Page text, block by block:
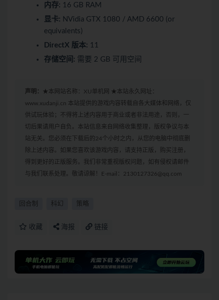
内存: 16 GB RAM
显卡: NVidia GTX 1080 / AMD 6600 (or
equivalents)
DirectX 版本: 11
存储空间: 需要 2 GB 可用空间
声明： ★本网站名称：XU单机网 ★本站永久网址：
www.xudanji.cn 本站提供的游戏内容转载自各大媒体和网络，仅
供试玩体验；不得将上述内容用于商业或者非法用途，否则，一
切后果请用户自负。本站信息来自网络收集整理，版权争议与本
站无关。您必须在下载后的24个小时之内，从您的电脑中彻底删
除上述内容。如果您喜欢该游戏内容，请支持正版，购买注册，
得到更好的正版服务。我们非常重视版权问题，如有侵权请邮件
与我们联系处理。敬请谅解！E-mail：2130127326@qq.com
回合制 科幻 策略
收藏 海报 链接